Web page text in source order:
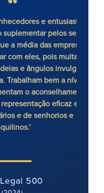
e entusiastas -
pelos seus
das empresas.
eles, pois muitas
ângulos invulgares
bem a nível
o aconselhamento
eficaz em
de senhorios e
500